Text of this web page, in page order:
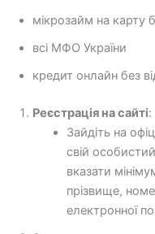
мікрозайм на карту
всі МФО України
кредит онлайн без
Реєстрація на сайті:
Зайдіть на
свій
вказати
прізвище,
електронної